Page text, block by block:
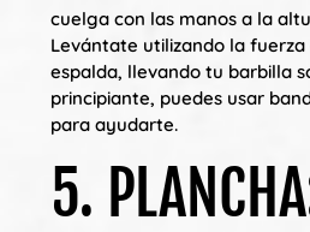
cuelga con las manos a la
Levántate utilizando la fuerza
espalda, llevando tu barbilla
principiante, puedes usar
para ayudarte.
5.